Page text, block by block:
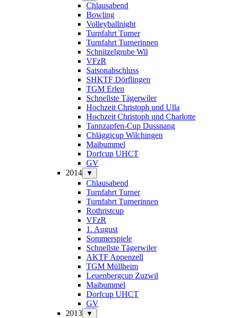
Chlausabend
Bowling
Volleyballnight
Turnfahrt Turner
Turnfahrt Turnerinnen
Schnitzelgrube Wil
VFzR
Saisonabschluss
SHKTF Dörflingen
TGM Erlen
Schnellste Tägerwiler
Hochzeit Christoph und Ulla
Hochzeit Christoph und Charlotte
Tannzapfen-Cup Dussnang
Chläggicup Wilchingen
Maibummel
Dorfcup UHCT
GV
2014
▼
Chlausabend
Turnfahrt Turner
Turnfahrt Turnerinnen
Rothristcup
VFzR
1. August
Sommerspiele
Schnellste Tägerwiler
AKTF Appenzell
TGM Müllheim
Leuenbergcup Zuzwil
Maibummel
Dorfcup UHCT
GV
2013
▼